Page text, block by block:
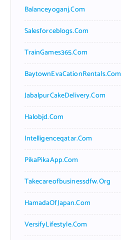
Balanceyoganj.com
Salesforceblogs.com
TrainGames365.com
BaytownEvaCationRentals.com
JabalpurCakeDelivery.com
Halobjd.com
Intelligenceqatar.com
PikaPikaApp.com
Takecareofbusinessdfw.org
HamadaOfJapan.com
VersifyLifestyle.com